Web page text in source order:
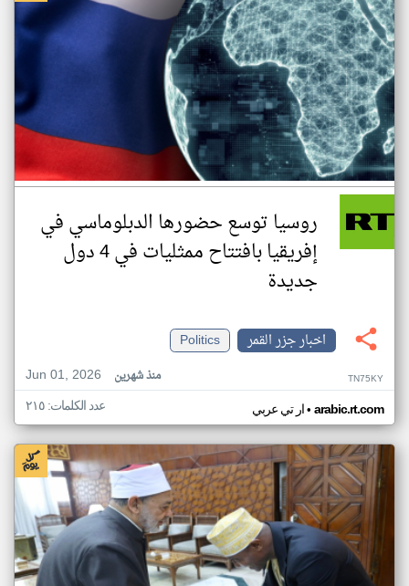
روسيا توسع حضورها الدبلوماسي في
إفريقيا بافتتاح ممثليات في 4 دول
جديدة
اخبار جزر القمر
Politics
Jun 01, 2026
منذ شهرين TN75KY
ار تي عربي• arabic.rt.com عدد الكلمات: ٢١٥